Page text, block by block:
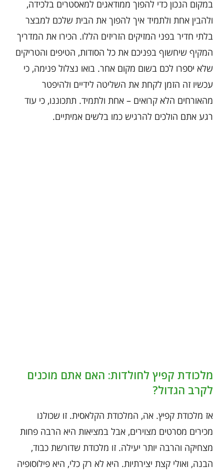
במקום הנכון כדי להפוך ממודאגים למאסטרים בלכידה,
ולהבין אחת ולתמיד איך להפוך את הבית שלכם למבצר
בלתי חדיר בפני המזיקים הזריזים הללו. הכירו את המדריך
המקיף שיחשוף בפניכם את כל הסודות, הטיפים והטריקים
שלא יספרו לכם בשום מקום אחר. בואו נצלול פנימה, כי
עכשיו זה הזמן לקחת את השליטה לידיים ולהיפטר
מהאורחים הלא קרואים – אחת ולתמיד. תתכוננו, כי עוד
רגע אתם הולכים להרגיש כמו בלשים אמיתיים.
מלכודת קפיץ לחולדות: האם אתם מוכנים
לקרב הגדול?
אז מלכודת קפיץ. אה, המלכודת הקלאסית. זו שכולנו
מכירים מסרטים מצוירים, אבל במציאות היא הרבה פחות
מצחיקה והרבה יותר יעילה. זו מלכודת שדורשת כבוד,
הבנה, ואולי קצת יצירתיות. היא לא רק כלי, היא פילוסופיה